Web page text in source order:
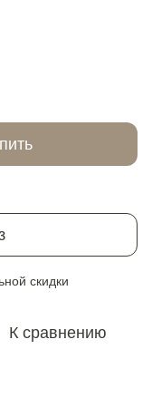
скидки
К сравнению